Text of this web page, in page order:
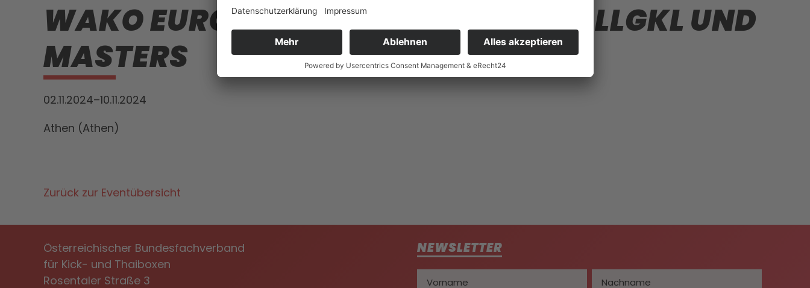
WAKO EUROPAMEISTERSCHAFTEN ALLGKL UND
MASTERS
02.11.2024–10.11.2024
Athen (Athen)
Zurück zur Eventübersicht
Österreichischer Bundesfachverband
für Kick- und Thaiboxen
Rosentaler Straße 3
NEWSLETTER